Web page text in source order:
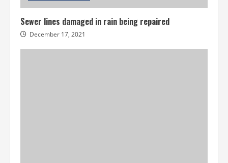
Sewer lines damaged in rain being repaired
December 17, 2021